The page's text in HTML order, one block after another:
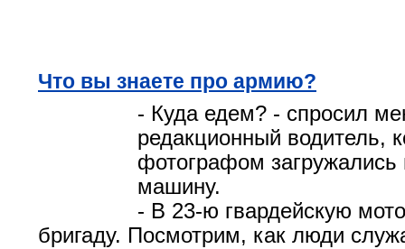
Что вы знаете про армию?
- Куда едем? - спросил
редакционный водитель,
фотографом
машину.
- В 23-ю гвардейскую
бригаду. Посмотрим, как люди